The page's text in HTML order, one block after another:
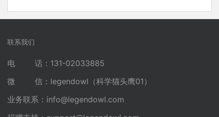
联系我们
电 话：131-02033885
微 信：legendowl（科学猫头鹰01）
业务联系： info@legendowl.com